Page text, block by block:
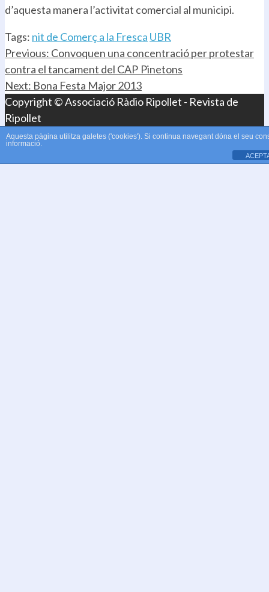
d’aquesta manera l’activitat comercial al municipi.
Tags: nit de Comerç a la Fresca UBR
Continue
Reading
Previous: Convoquen una concentració per protestar
contra el tancament del CAP Pinetons
Next: Bona Festa Major 2013
Copyright © Associació Ràdio Ripollet - Revista de
Ripollet
Aquesta pàgina utilitza galetes ('cookies'). Si continua navegant dóna el seu
informació.